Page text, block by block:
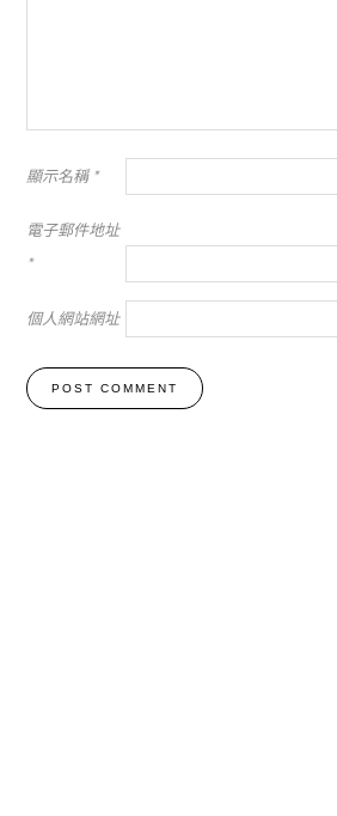
顯示名稱*
電子郵件地址
*
個人網站網址